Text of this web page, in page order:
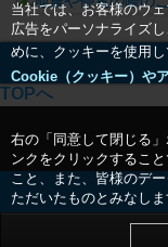
当社では、お客様のウ
広告をパーソナライズ
めに、クッキーを使用し
Cookie（クッキー）や
右の「同意して閉じる
ンクをクリックするこ
こと、また、皆様のデ
ただいたものとみなしま
TOPへ